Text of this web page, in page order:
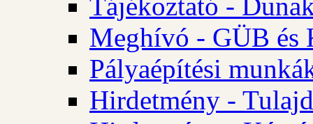
Tájékoztató -
Meghívó - GÜB és
Pályaépítési
Hirdetmény -